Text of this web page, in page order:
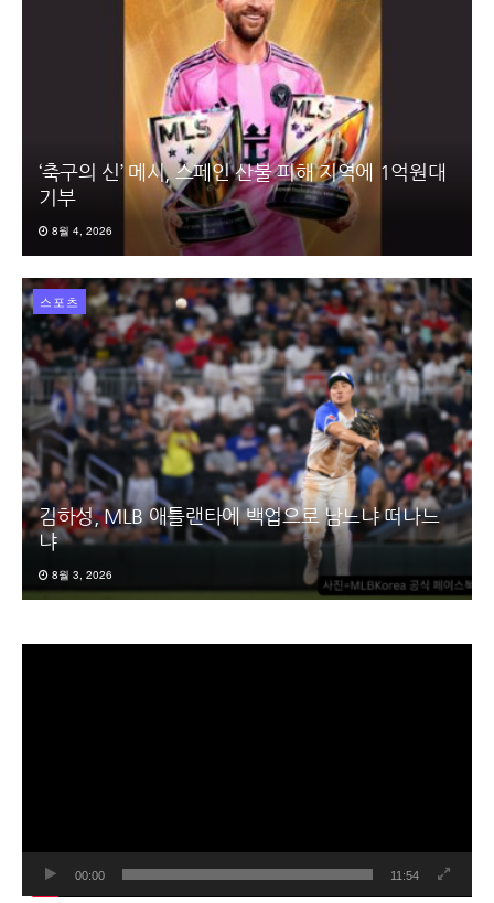
‘축구의 신’ 메시, 스페인 산불 피해 지역에 1억원대
기부
8월 4, 2026
스포츠
김하성, MLB 애틀랜타에 백업으로 남느냐 떠나느
냐
8월 3, 2026
00:00 11:54